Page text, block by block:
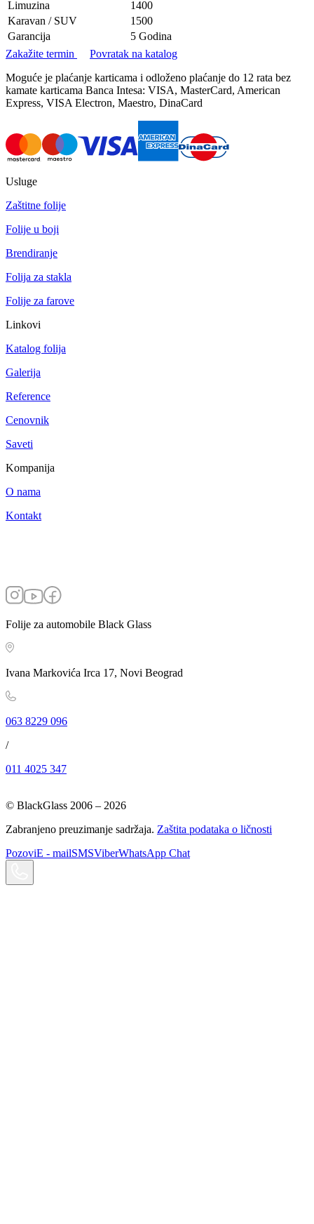
Limuzina
1400
Karavan / SUV
1500
Garancija
5 Godina
Zakažite termin
Povratak na katalog
Moguće je plaćanje karticama i odloženo plaćanje do 12 rata bez
kamate karticama Banca Intesa: VISA, MasterCard, American
Express, VISA Electron, Maestro, DinaCard
Usluge
Zaštitne folije
Folije u boji
Brendiranje
Folija za stakla
Folije za farove
Linkovi
Katalog folija
Galerija
Reference
Cenovnik
Saveti
Kompanija
O nama
Kontakt
Folije za automobile Black Glass
Ivana Markovića Irca 17, Novi Beograd
063 8229 096
/
011 4025 347
© BlackGlass 2006 – 2026
Zabranjeno preuzimanje sadržaja. Zaštita podataka o ličnosti
PozoviE - mailSMSViberWhatsApp Chat